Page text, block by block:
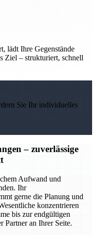
lädt Ihre Gegenstände
Ziel – strukturiert, schnell
Sie Ihr individuelles
– zuverlässige
Aufwand und
Ihr
gerne die Planung und
konzentrieren
bis zur endgültigen
an Ihrer Seite.